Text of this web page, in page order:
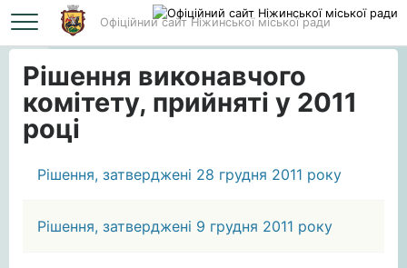
Офіційний сайт Ніжинської міської ради
Головна Рішення виконавчого комітету, прийняті у 2011 році
Рішення виконавчого
комітету, прийняті у 2011
році
Рішення, затверджені 28 грудня 2011 року
Рішення, затверджені 9 грудня 2011 року